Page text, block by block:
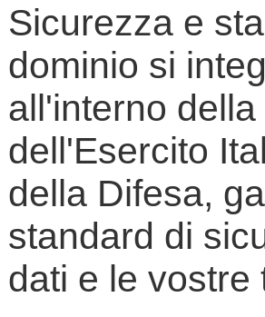
Sicurezza e
dominio si
all'interno
dell'Esercito
della Difesa,
standard di
dati e le vostre